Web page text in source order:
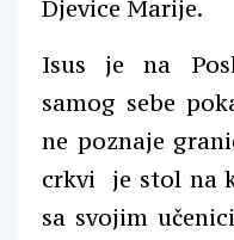
Djevice Marije.
Isus je na
samog sebe
ne poznaje
crkvi je stol na
sa svojim